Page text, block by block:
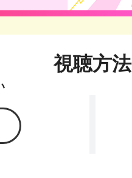
視聴方法